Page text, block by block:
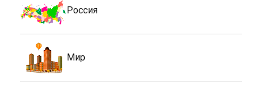
Россия
Мир